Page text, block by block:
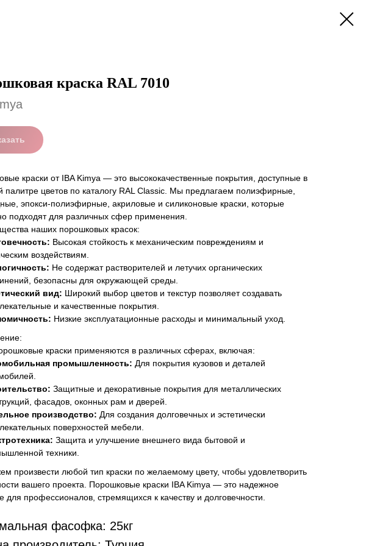
краска RAL 7010
краски от IBA Kimya — это высококачественные покрытия, доступные в
палитре цветов по каталогу RAL Classic. Мы предлагаем полиэфирные,
эпокси-полиэфирные, акриловые и силиконовые краски, которые
подходят для различных сфер применения.
наших порошковых красок:
Высокая стойкость к механическим повреждениям и
воздействиям.
Не содержат растворителей и летучих органических
безопасны для окружающей среды.
вид: Широкий выбор цветов и текстур позволяет создавать
и качественные покрытия.
Низкие эксплуатационные расходы и минимальный уход.
краски применяются в различных сферах, включая:
промышленность: Для покрытия кузовов и деталей
Защитные и декоративные покрытия для металлических
фасадов, оконных рам и дверей.
производство: Для создания долговечных и эстетически
поверхностей мебели.
Защита и улучшение внешнего вида бытовой и
техники.
произвести любой тип краски по желаемому цвету, чтобы удовлетворить
вашего проекта. Порошковые краски IBA Kimya — это надежное
для профессионалов, стремящихся к качеству и долговечности.
фасофка: 25кг